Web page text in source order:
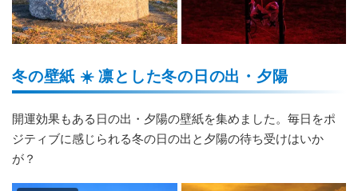
冬の壁紙 ☀️ 凛とした冬の日の出・夕陽
開運効果もある日の出・夕陽の壁紙を集めました。毎日をポ
ジティブに感じられる冬の日の出と夕陽の待ち受けはいか
が？